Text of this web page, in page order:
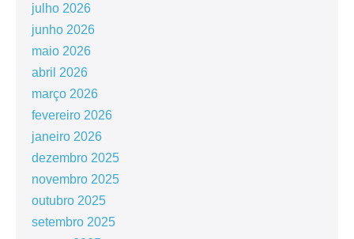
julho 2026
junho 2026
maio 2026
abril 2026
março 2026
fevereiro 2026
janeiro 2026
dezembro 2025
novembro 2025
outubro 2025
setembro 2025